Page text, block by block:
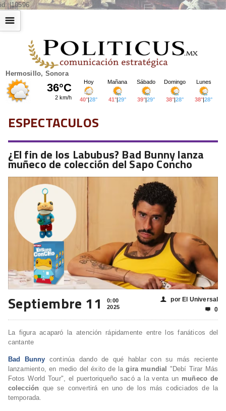
id: |10596
Hermosillo, Sonora
☰
ESPECTACULOS
¿El fin de los Labubus? Bad Bunny lanza
muñeco de colección del Sapo Concho
Septiembre 11
0:00
2025
👤 por El Universal
 0
La figura acaparó la atención rápidamente entre los fanáticos del
cantante
Bad Bunny continúa dando de qué hablar con su más reciente
lanzamiento, en medio del éxito de la gira mundial "Debí Tirar Más
Fotos World Tour", el puertoriqueño sacó a la venta un muñeco de
colección que se convertirá en uno de los más codiciados de la
temporada.